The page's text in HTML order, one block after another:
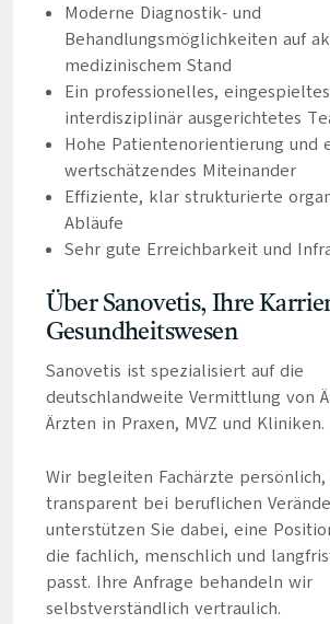
Moderne Diagnostik- und
Behandlungsmöglichkeiten auf
medizinischem Stand
Ein professionelles,
interdisziplinär ausgerichtetes
Hohe Patientenorientierung und
wertschätzendes Miteinander
Effiziente, klar strukturierte
Abläufe
Sehr gute Erreichbarkeit und
Über Sanovetis, Ihre
Gesundheitswesen
Sanovetis ist spezialisiert auf die
deutschlandweite Vermittlung von
Ärzten in Praxen, MVZ und Kliniken.
Wir begleiten Fachärzte
transparent bei beruflichen
unterstützen Sie dabei, eine
die fachlich, menschlich und
passt. Ihre Anfrage behandeln wir
selbstverständlich vertraulich.